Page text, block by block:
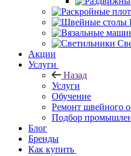
Акции
Услуги
Назад
Услуги
Обучение
Ремонт швейного
Подбор
Блог
Бренды
Как купить